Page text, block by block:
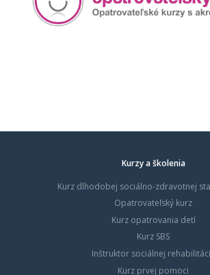
Kurzy a školenia
Kurz dlhodobej sociálno-zdravotnej
Opatrovateľský kurz
Kurz opatrovania detí
Kurz SBS
Inštruktor sociálnej
Kurz prvej pomoci